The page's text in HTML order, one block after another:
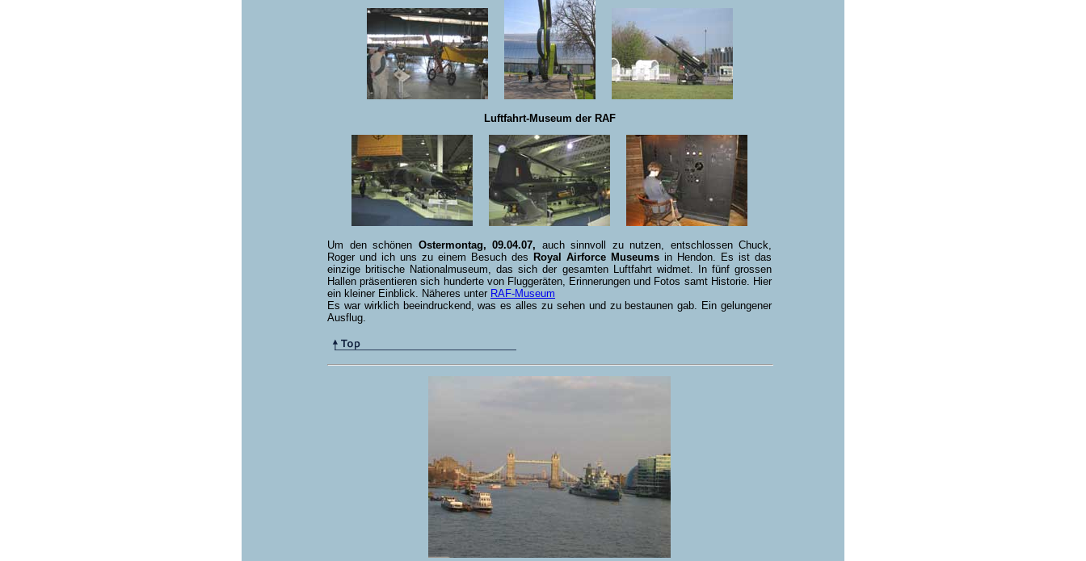
Luftfahrt-Museum der RAF
Um den schönen Ostermontag, 09.04.07, auch sinnvoll zu nutzen, entschlossen Chuck,
Roger und ich uns zu einem Besuch des Royal Airforce Museums in Hendon. Es ist das
einzige britische Nationalmuseum, das sich der gesamten Luftfahrt widmet. In fünf grossen
Hallen präsentieren sich hunderte von Fluggeräten, Erinnerungen und Fotos samt Historie. Hier
ein kleiner Einblick. Näheres unter RAF-Museum
Es war wirklich beeindruckend, was es alles zu sehen und zu bestaunen gab. Ein gelungener
Ausflug.